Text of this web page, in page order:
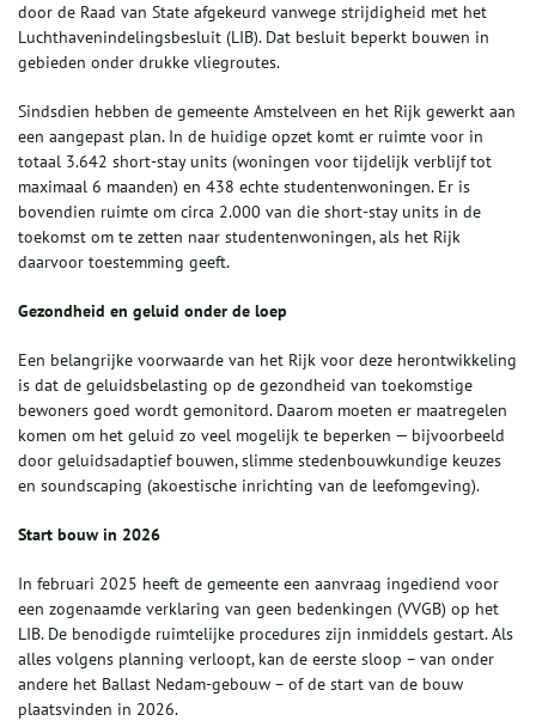
door de Raad van State afgekeurd vanwege strijdigheid met het
Luchthavenindelingsbesluit (LIB). Dat besluit beperkt bouwen in
gebieden onder drukke vliegroutes.
Sindsdien hebben de gemeente Amstelveen en het Rijk gewerkt aan
een aangepast plan. In de huidige opzet komt er ruimte voor in
totaal 3.642 short-stay units (woningen voor tijdelijk verblijf tot
maximaal 6 maanden) en 438 echte studentenwoningen. Er is
bovendien ruimte om circa 2.000 van die short-stay units in de
toekomst om te zetten naar studentenwoningen, als het Rijk
daarvoor toestemming geeft.
Gezondheid en geluid onder de loep
Een belangrijke voorwaarde van het Rijk voor deze herontwikkeling
is dat de geluidsbelasting op de gezondheid van toekomstige
bewoners goed wordt gemonitord. Daarom moeten er maatregelen
komen om het geluid zo veel mogelijk te beperken — bijvoorbeeld
door geluidsadaptief bouwen, slimme stedenbouwkundige keuzes
en soundscaping (akoestische inrichting van de leefomgeving).
Start bouw in 2026
In februari 2025 heeft de gemeente een aanvraag ingediend voor
een zogenaamde verklaring van geen bedenkingen (VVGB) op het
LIB. De benodigde ruimtelijke procedures zijn inmiddels gestart. Als
alles volgens planning verloopt, kan de eerste sloop – van onder
andere het Ballast Nedam-gebouw – of de start van de bouw
plaatsvinden in 2026.